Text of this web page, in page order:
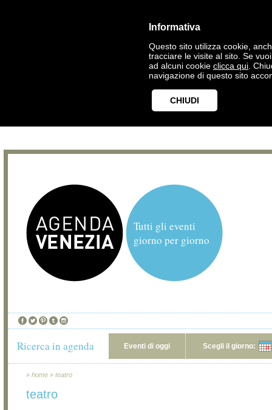
Informativa
Questo sito utilizza cookie,
tracciare le visite al sito. Se
ad alcuni cookie clicca qui .
navigazione di questo sito
CHIUDI
Tutti gli eventi
giorno per giorno
Ricerca in agenda Eventi di oggi Scegli il giorno:
» home » teatro
teatro